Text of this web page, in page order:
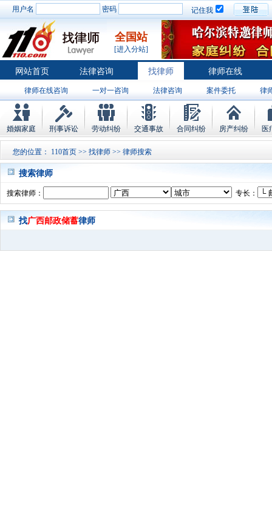
用户名 密码 记住我
全国站
[进入分站]
网站首页 法律咨询 找律师 律师在线
律师在线咨询 一对一咨询 法律咨询 案件委托 律
婚姻家庭 刑事诉讼 劳动纠纷 交通事故 合同纠纷 房产纠纷 医
您的位置： 110首页 >> 找律师 >> 律师搜索
搜索律师
搜索律师： 专长：
找广西邮政储蓄律师